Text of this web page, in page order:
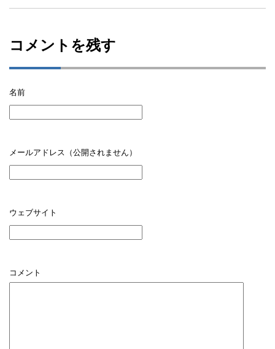
コメントを残す
名前
メールアドレス（公開されません）
ウェブサイト
コメント